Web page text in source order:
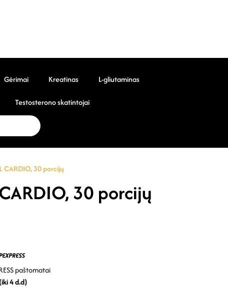
Gėrimai Kreatinas L-gliutaminas
Testosterono skatintojai
CARDIO, 30 porcijų
30 porcijų
paštomatai
(iki 4 d.d)